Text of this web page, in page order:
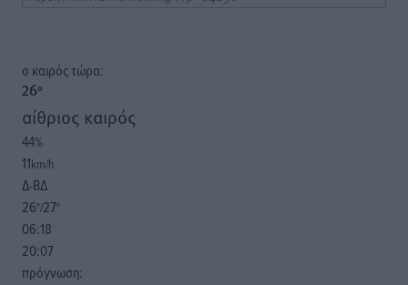
o καιρός τώρα:
26°
αίθριος καιρός
44%
11km/h
Δ-ΒΔ
26°/27°
06:18
20:07
πρόγνωση: